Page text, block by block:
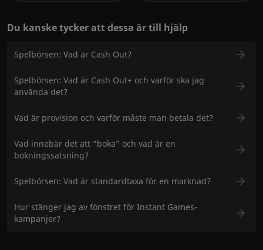
Du kanske tycker att dessa är till hjälp
Spelbörsen: Vad är Cash Out?
Spelbörsen: Vad är Cash Out+ och varför ska jag
använda det?
Vad är provision och varför måste man betala det?
Vad innebär det att ”boka” och vad är en
bokningssatsning?
Spelbörsen: Vad är standardtaxa för en marknad?
Hur stänger jag av fönstret för Instant Games-
kampanjer?